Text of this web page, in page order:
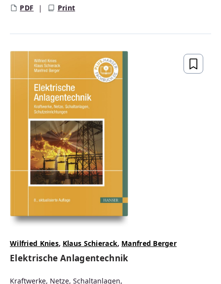
PDF Print
Wilfried Knies, Klaus Schierack, Manfred Berger
Elektrische Anlagentechnik
Kraftwerke, Netze, Schaltanlagen,